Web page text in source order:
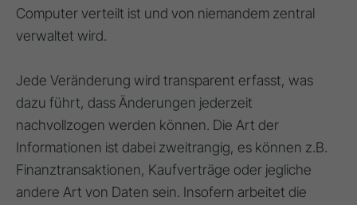
Computer verteilt ist und von niemandem zentral
verwaltet wird.
Jede Veränderung wird transparent erfasst, was
dazu führt, dass Änderungen jederzeit
nachvollzogen werden können. Die Art der
Informationen ist dabei zweitrangig, es können z.B.
Finanztransaktionen, Kaufverträge oder jegliche
andere Art von Daten sein. Insofern arbeitet die